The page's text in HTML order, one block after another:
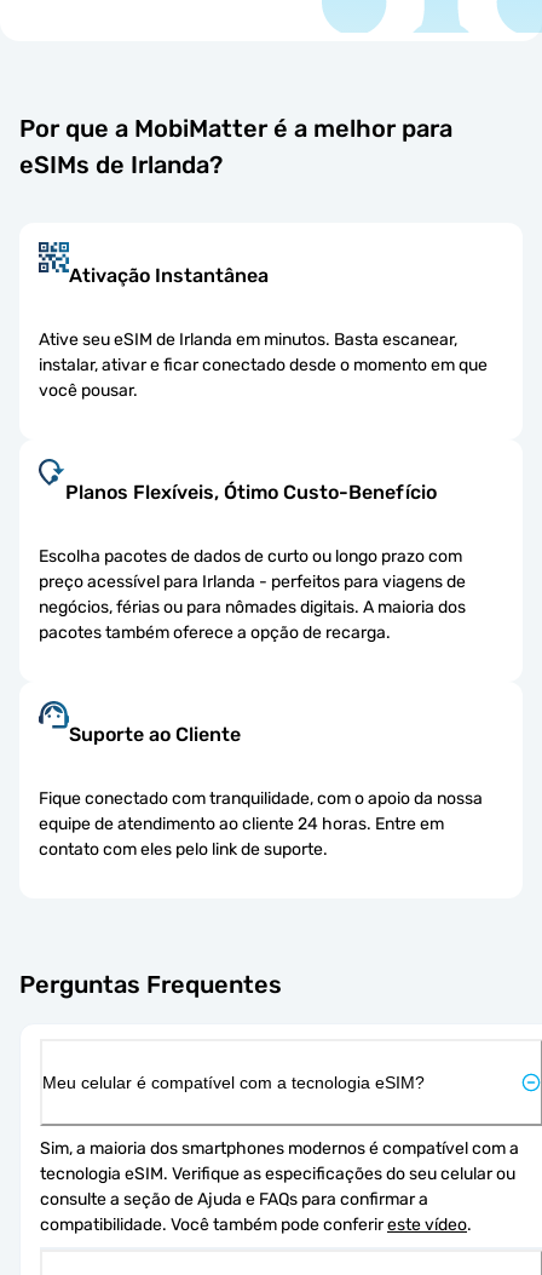
Por que a MobiMatter é a melhor para
eSIMs de Irlanda?
Ativação Instantânea
Ative seu eSIM de Irlanda em minutos. Basta escanear,
instalar, ativar e ficar conectado desde o momento em que
você pousar.
Planos Flexíveis, Ótimo Custo-Benefício
Escolha pacotes de dados de curto ou longo prazo com
preço acessível para Irlanda - perfeitos para viagens de
negócios, férias ou para nômades digitais. A maioria dos
pacotes também oferece a opção de recarga.
Suporte ao Cliente
Fique conectado com tranquilidade, com o apoio da nossa
equipe de atendimento ao cliente 24 horas. Entre em
contato com eles pelo link de suporte.
Perguntas Frequentes
Meu celular é compatível com a tecnologia eSIM?
Sim, a maioria dos smartphones modernos é compatível com a
tecnologia eSIM. Verifique as especificações do seu celular ou
consulte a seção de Ajuda e FAQs para confirmar a
compatibilidade. Você também pode conferir este vídeo.